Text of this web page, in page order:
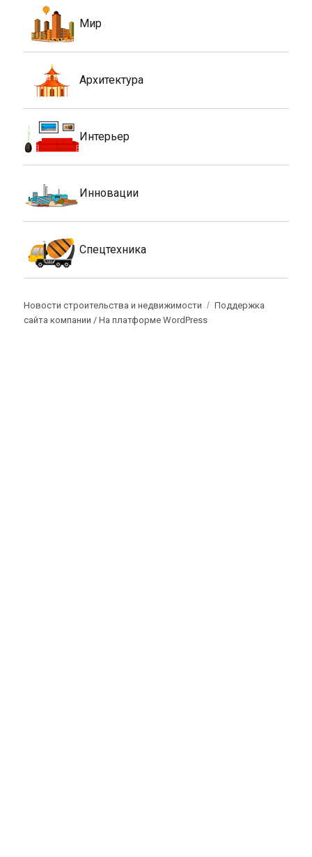
Мир
Архитектура
Интерьер
Инновации
Спецтехника
Новости строительства и недвижимости
Поддержка
сайта компании /На платформе WordPress